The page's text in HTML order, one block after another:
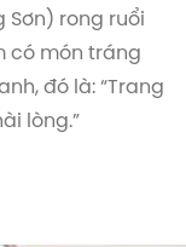
Sơn) rong ruổi
có món tráng
đó là: “Trang
lòng.”